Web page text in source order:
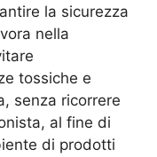
la sicurezza
nella
tossiche e
senza ricorrere
al fine di
di prodotti